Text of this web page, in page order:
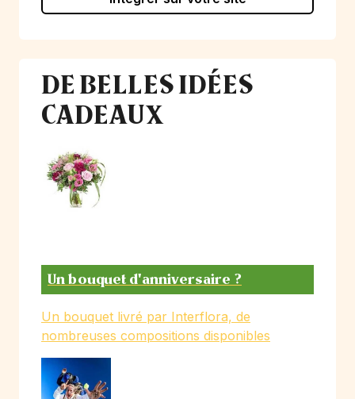
DE BELLES IDÉES
CADEAUX
Un bouquet d'anniversaire ?
Un bouquet livré par Interflora, de
nombreuses compositions disponibles